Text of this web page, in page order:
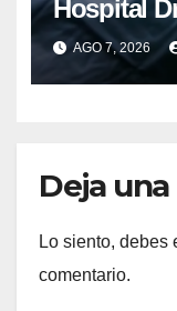
Hospital
Guárico
AGO 7, 2026
Deja
Lo siento, debes
comentario.